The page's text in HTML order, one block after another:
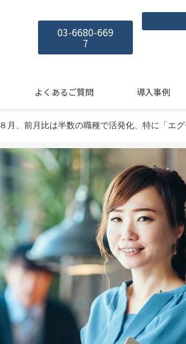
03-6680-669
7
よくあるご質問 導入事例
月、前月比は半数の職種で活発化、特に「エ